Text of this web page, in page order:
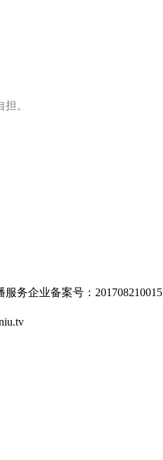
。
服务企业备案号：201708210015